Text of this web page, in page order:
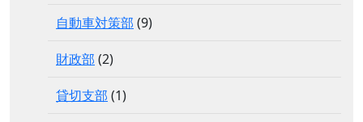
自動車対策部 (9)
財政部 (2)
貸切支部 (1)